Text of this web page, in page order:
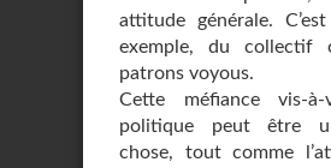
attitude générale.
exemple, du collectif
patrons voyous.
Cette méfiance vis-
politique peut être
chose, tout comme